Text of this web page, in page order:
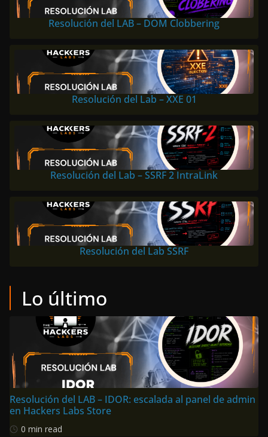
Resolución del LAB – DOM Clobbering
Resolución del Lab – XXE 01
Resolución del Lab – SSRF 2 IntraLink
Resolución del Lab SSRF
Lo último
Resolución del LAB – IDOR: escalada al panel de admin
en Hackers Labs Store
0 min read